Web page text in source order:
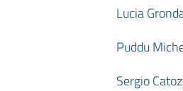
Lucia
Puddu
Sergio